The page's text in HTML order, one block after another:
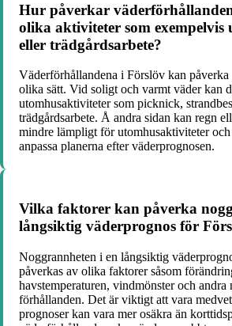
Hur påverkar
olika aktiviteter som
eller trädgårdsarbete?
Väderförhållandena i Förslöv kan
olika sätt. Vid soligt och varmt väder kan
utomhusaktiviteter som picknick,
trädgårdsarbete. Å andra sidan kan regn
mindre lämpligt för utomhusaktiviteter
anpassa planerna efter väderprognosen.
Vilka faktorer kan påverka
långsiktig väderprognos för
Noggrannheten i en långsiktig
påverkas av olika faktorer såsom
havstemperaturen, vindmönster och andra
förhållanden. Det är viktigt att vara
prognoser kan vara mer osäkra än